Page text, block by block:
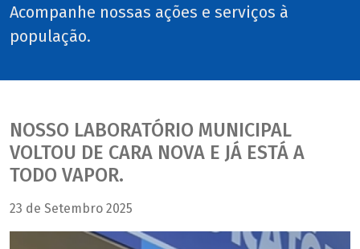
Acompanhe nossas ações e serviços à
população.
NOSSO LABORATÓRIO MUNICIPAL
VOLTOU DE CARA NOVA E JÁ ESTÁ A
TODO VAPOR.
23 de Setembro 2025